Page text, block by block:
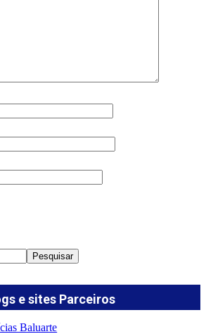
Pesquisar
e sites Parceiros
Baluarte